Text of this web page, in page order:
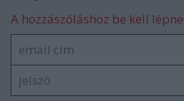
A hozzászóláshoz be kell